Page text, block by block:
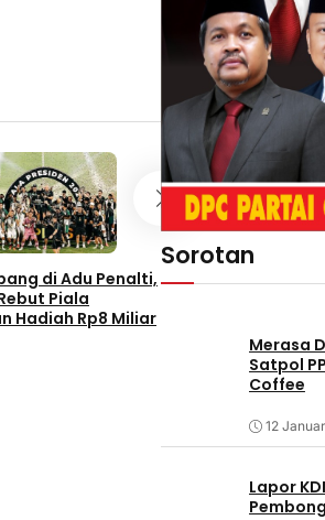
Terbesar di Jabar
20 jam lalu
di Adu Penalti,
Piala
Hadiah Rp8 Miliar
Pemkab Bogor
13 jam lalu
Sorotan
Merasa
Satpol
Coffee
12
Lapor